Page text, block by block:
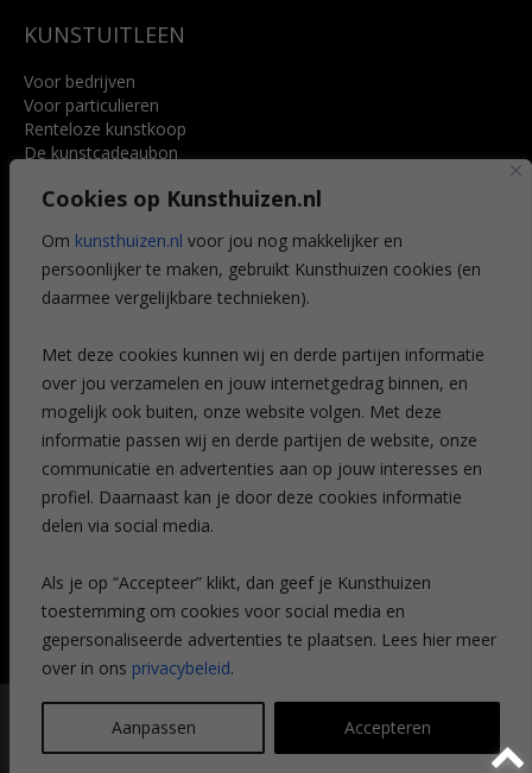
Cookies op Kunsthuizen.nl
Om kunsthuizen.nl voor jou nog makkelijker en
persoonlijker te maken, gebruikt Kunsthuizen cookies (en
daarmee vergelijkbare technieken).
Met deze cookies kunnen wij en derde partijen informatie
over jou verzamelen en jouw internetgedrag binnen, en
mogelijk ook buiten, onze website volgen. Met deze
informatie passen wij en derde partijen de website, onze
communicatie en advertenties aan op jouw interesses en
profiel. Daarnaast kan je door deze cookies informatie
delen via social media.
Als je op “Accepteer” klikt, dan geef je Kunsthuizen
toestemming om cookies voor social media en
gepersonaliseerde advertenties te plaatsen. Lees hier meer
over in ons privacybeleid.
Aanpassen Accepteren
KUNSTUITLEEN
Voor bedrijven
Voor particulieren
Renteloze kunstkoop
De kunstcadeaubon
Voordelen
Veelgestelde vragen
CONTACT
Leiden
Amsterdam
Breda
Favorieten
Mijn art alert
NIEUWSBRIEF
© Kunsthuizen 2026 All rights reserved | Disclaimer|
statement
Legit